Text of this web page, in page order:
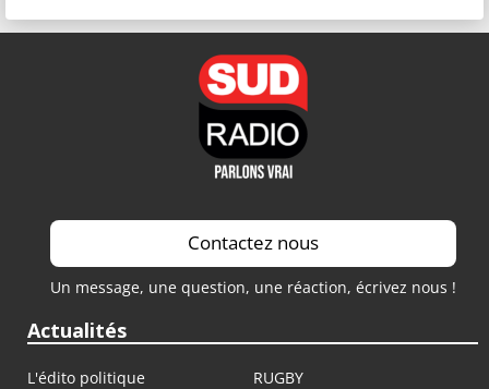
Contactez nous
Un message, une question, une réaction, écrivez nous !
Actualités
L'édito politique
RUGBY